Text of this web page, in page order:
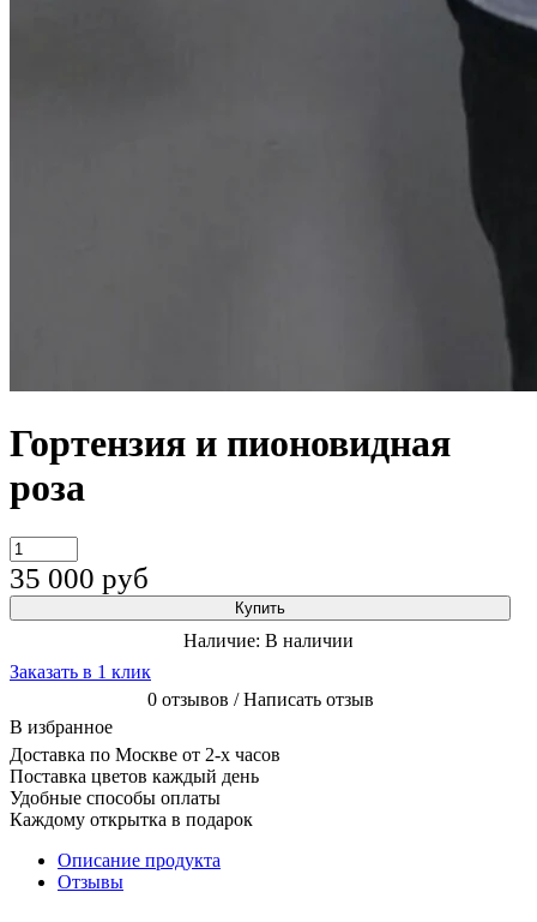
Гортензия и пионовидная
роза
35 000 руб
Купить
Наличие: В наличии
Заказать в 1 клик
0 отзывов / Написать отзыв
В избранное
Доставка по Москве от 2-х часов
Поставка цветов каждый день
Удобные способы оплаты
Каждому открытка в подарок
Описание продукта
Отзывы